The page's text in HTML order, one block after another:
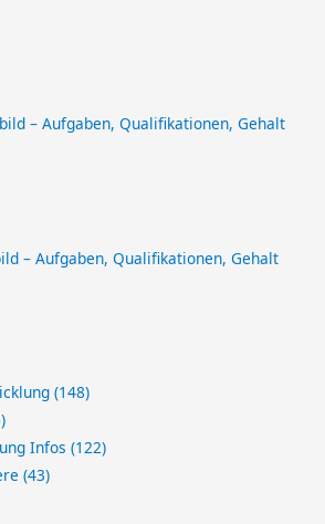
– Aufgaben, Qualifikationen, Gehalt
– Aufgaben, Qualifikationen, Gehalt
(148)
Infos(122)
(43)